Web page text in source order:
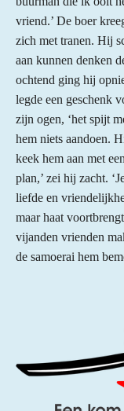
vriend.’ De boer
zich met tranen. Hij
aan kunnen denken
ochtend ging hij
legde een geschenk
zijn ogen, ‘het spijt
hem niets aandoen.
keek hem aan met
plan,’ zei hij zacht.
liefde en
maar haat
vijanden vrienden
de samoerai hem